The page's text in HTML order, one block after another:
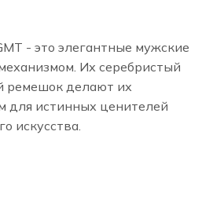
- это элегантные мужские
Их серебристый
ремешок делают их
для истинных ценителей
искусства.